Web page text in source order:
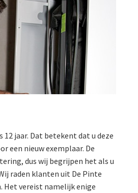
12 jaar. Dat betekent dat u deze
een nieuw exemplaar. De
dus wij begrijpen het als u
raden klanten uit De Pinte
vereist namelijk enige